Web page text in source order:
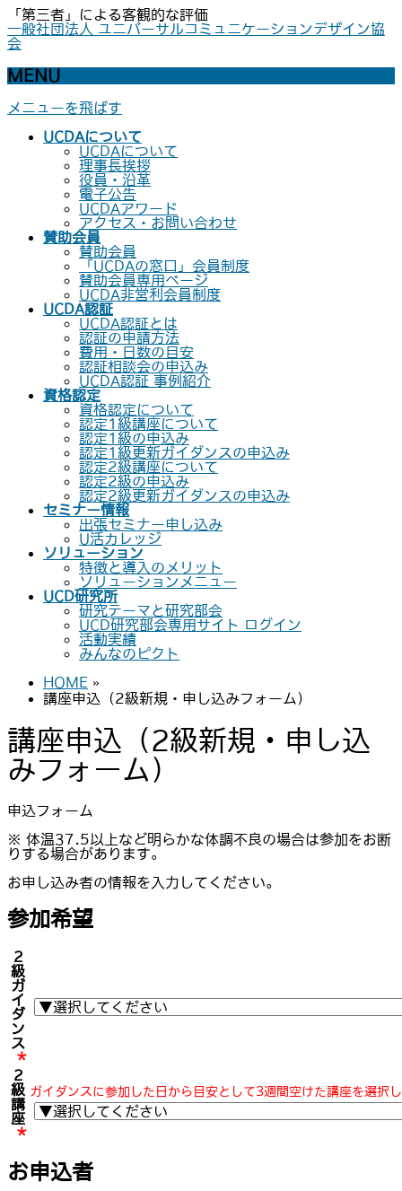
「第三者」による客観的な評価
一般社団法人 ユニバーサルコミュニケーションデザイン協
会
MENU
メニューを飛ばす
UCDAについて
UCDAについて
理事長挨拶
役員・沿革
電子公告
UCDAアワード
アクセス・お問い合わせ
賛助会員
賛助会員
「UCDAの窓口」会員制度
賛助会員専用ページ
UCDA非営利会員制度
UCDA認証
UCDA認証とは
認証の申請方法
費用・日数の目安
認証相談会の申込み
UCDA認証 事例紹介
資格認定
資格認定について
認定1級講座について
認定1級の申込み
認定1級更新ガイダンスの申込み
認定2級講座について
認定2級の申込み
認定2級更新ガイダンスの申込み
セミナー情報
出張セミナー申し込み
U活カレッジ
ソリューション
特徴と導入のメリット
ソリューションメニュー
UCD研究所
研究テーマと研究部会
UCD研究部会専用サイト ログイン
活動実績
みんなのピクト
HOME »
講座申込（2級新規・申し込みフォーム）
講座申込（2級新規・申し込
みフォーム）
申込フォーム
※ 体温37.5以上など明らかな体調不良の場合は参加をお断
りする場合があります。
お申し込み者の情報を入力してください。
参加希望
2
級
ガ
イ
ダ
ン
ス
*
2
級
講
座
*
ガイダンスに参加した日から目安として3週間空けた講座を選択
お申込者